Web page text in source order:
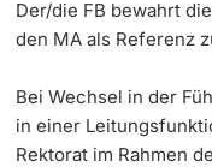
Der/die FB bewahrt
den MA als Referenz
Bei Wechsel in der
in einer
Rektorat im Rahmen